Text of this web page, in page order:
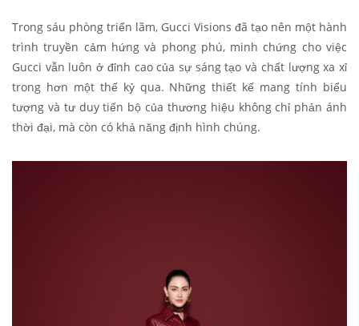
Trong sáu phòng triển lãm, Gucci Visions đã tạo nên một hành
trình truyền cảm hứng và phong phú, minh chứng cho việc
Gucci vẫn luôn ở đỉnh cao của sự sáng tạo và chất lượng xa xỉ
trong hơn một thế kỷ qua. Những thiết kế mang tính biểu
tượng và tư duy tiến bộ của thương hiệu không chỉ phản ánh
thời đại, mà còn có khả năng định hình chúng.